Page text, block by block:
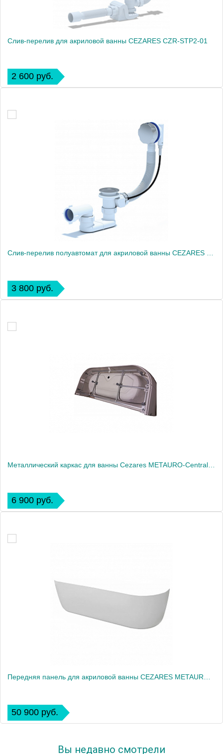
Слив-перелив для акриловой ванны CEZARES CZR-STP2-01
2 600 руб.
3 800 руб.
6 900 руб.
50 900 руб.
Вы недавно смотрели